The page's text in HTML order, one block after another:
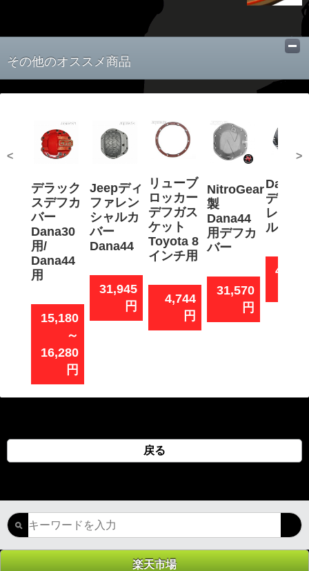
その他のオススメ商品
デラック
スデフカ
バー
Dana30
用/
Dana44
用
15,180
～
16,280
円
Jeepディ
ファレン
シャルカ
バー
Dana44
31,945
円
リューブ
ロッカー
デフガス
ケット
Toyota 8
インチ用
4,744
円
NitroGear
製
Dana44
用デフカ
バー
31,570
円
Dana
ディフ
レンシ
ルカバ
< >
戻る
楽天市場